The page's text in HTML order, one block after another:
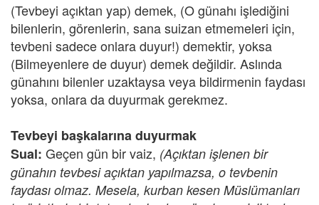
(Tevbeyi açıktan yap) demek, (O günahı işlediğini
bilenlerin, görenlerin, sana suizan etmemeleri için,
tevbeni sadece onlara duyur!) demektir, yoksa
(Bilmeyenlere de duyur) demek değildir. Aslında
günahını bilenler uzaktaysa veya bildirmenin faydası
yoksa, onlara da duyurmak gerekmez.
Tevbeyi başkalarına duyurmak
Sual: Geçen gün bir vaiz, (Açıktan işlenen bir
günahın tevbesi açıktan yapılmazsa, o tevbenin
faydası olmaz. Mesela, kurban kesen Müslümanları